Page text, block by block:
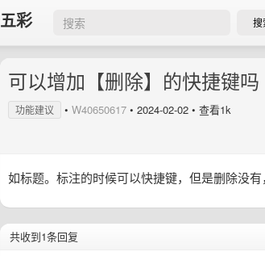
五彩 搜
可以增加【删除】的快捷键吗
功能建议 • W40650617 • 2024-02-02 • 查看1k
如标题。标注的时候可以快捷键，但是删除没
共收到1条回复